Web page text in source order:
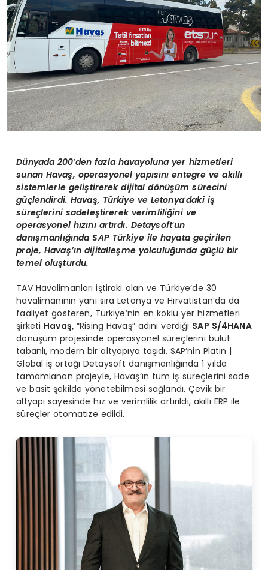
Dünyada 200’den fazla havayoluna yer hizmetleri
sunan Havaş, operasyonel yapısını entegre ve akıllı
sistemlerle geliştirerek dijital dönüşüm sürecini
güçlendirdi. Havaş, Türkiye ve Letonya’daki iş
süreçlerini sadeleştirerek verimliliğini ve
operasyonel hızını artırdı. Detaysoft’un
danışmanlığında SAP Türkiye ile hayata geçirilen
proje, Havaş’ın dijitalleşme yolculuğunda güçlü bir
temel oluşturdu.
TAV Havalimanları iştiraki olan ve Türkiye’de 30
havalimanının yanı sıra Letonya ve Hırvatistan’da da
faaliyet gösteren, Türkiye’nin en köklü yer hizmetleri
şirketi Havaş, “Rising Havaş” adını verdiği SAP S/4HANA
dönüşüm projesinde operasyonel süreçlerini bulut
tabanlı, modern bir altyapıya taşıdı. SAP’nin Platin |
Global iş ortağı Detaysoft danışmanlığında 1 yılda
tamamlanan projeyle, Havaş’ın tüm iş süreçlerini sade
ve basit şekilde yönetebilmesi sağlandı. Çevik bir
altyapı sayesinde hız ve verimlilik artırıldı, akıllı ERP ile
süreçler otomatize edildi.